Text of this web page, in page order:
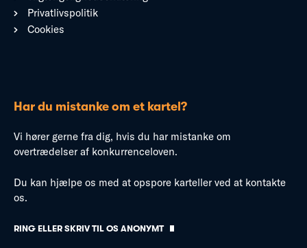
Privatlivspolitik
Cookies
Har du mistanke om et kartel?
Vi hører gerne fra dig, hvis du har mistanke om
overtrædelser af konkurrenceloven.
Du kan hjælpe os med at opspore karteller ved at kontakte
os.
RING ELLER SKRIV TIL OS ANONYMT